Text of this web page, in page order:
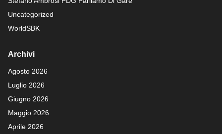
Uncategorized
WorldSBK
Archivi
Agosto 2026
Luglio 2026
Giugno 2026
Maggio 2026
Aprile 2026